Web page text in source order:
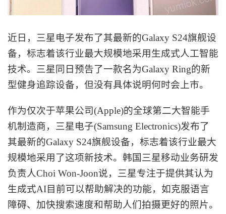
近日， 三星电子发布了其最新的Galaxy S24旗舰设
备，标志着该行业最大规模地采用生成式人工智能
技术。三星 同日 预告了一款名为Galaxy Ring的新
型健身追踪设备，但没有具体说明何时会上市。
作为仅次于苹果公司(Apple)的全球第二大智能手
机制造商，三星电子(Samsung Electronics)发布了
其最新的Galaxy S24旗舰设备，标志着该行业最大
规模地采用了这项新技术。韩国三星移动业务研发
负责人Choi Won-Joon说，三星专注于提供其认为
生成式AI目前可以帮助解决的功能，如克服语言
障碍、加快搜索速度和帮助人们拍摄更好的照片。